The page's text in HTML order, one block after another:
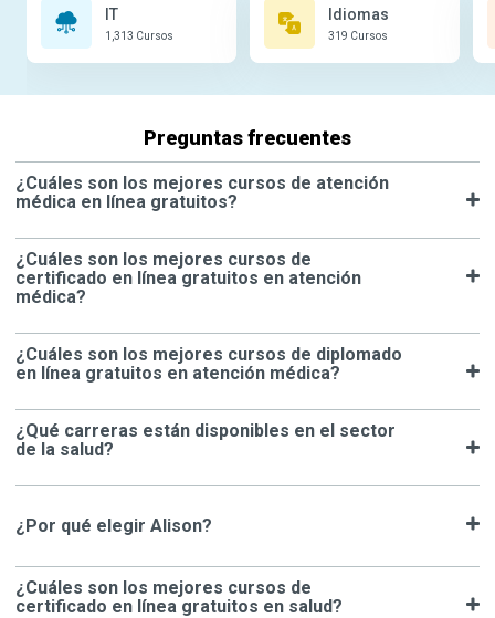
IT
1,313 Cursos
Idiomas
319 Cursos
Preguntas frecuentes
¿Cuáles son los mejores cursos de atención
médica en línea gratuitos?
¿Cuáles son los mejores cursos de
certificado en línea gratuitos en atención
médica?
¿Cuáles son los mejores cursos de diplomado
en línea gratuitos en atención médica?
¿Qué carreras están disponibles en el sector
de la salud?
¿Por qué elegir Alison?
¿Cuáles son los mejores cursos de
certificado en línea gratuitos en salud?